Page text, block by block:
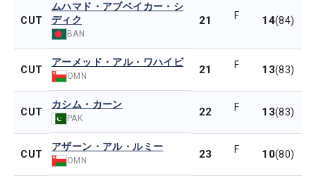
CUT
ムハマド・アブベイカー・シ
ディク
BAN
21 F 14(84)
CUT
アーメッド・アル・ワハイビ
OMN 21 F 13(83)
CUT
カシム・カーン
PAK 22 F 13(83)
CUT
アザーン・アル・ルミー
OMN 23 F 10(80)